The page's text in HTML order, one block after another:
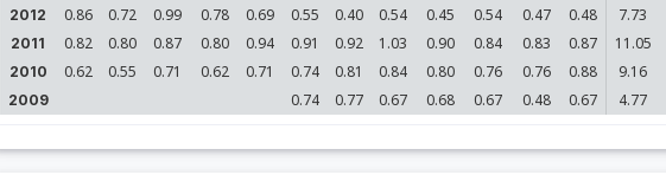
2012 0.86 0.72 0.99 0.78 0.69 0.55 0.40 0.54 0.45 0.54 0.47 0.48 7.73
2011 0.82 0.80 0.87 0.80 0.94 0.91 0.92 1.03 0.90 0.84 0.83 0.87 11.05
2010 0.62 0.55 0.71 0.62 0.71 0.74 0.81 0.84 0.80 0.76 0.76 0.88 9.16
2009 0.74 0.77 0.67 0.68 0.67 0.48 0.67 4.77